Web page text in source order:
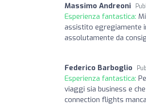
Massimo Andreoni
Esperienza fantastica:
assistito egregiamente
assolutamente da
Federico Barboglio
Esperienza fantastica:
viaggi sia business e
connection flights